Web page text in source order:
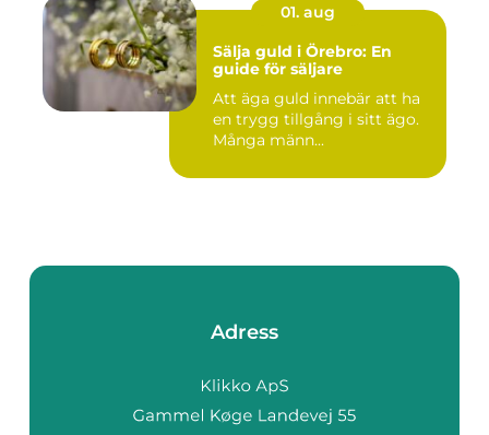
01. aug
Sälja guld i Örebro: En
guide för säljare
Att äga guld innebär att ha
en trygg tillgång i sitt ägo.
Många männ...
Adress